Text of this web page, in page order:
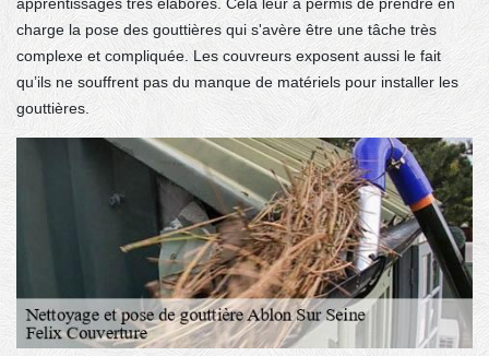
charge la pose des gouttières qui s'avère être une tâche très
complexe et compliquée. Les couvreurs exposent aussi le fait
qu’ils ne souffrent pas du manque de matériels pour installer les
gouttières.